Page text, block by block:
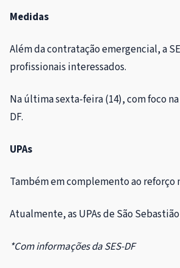
Medidas
Além da contratação emergencial, a
profissionais interessados.
Na última sexta-feira (14), com foco
DF.
UPAs
Também em complemento ao
Atualmente, as UPAs de São
*Com informações da SES-DF